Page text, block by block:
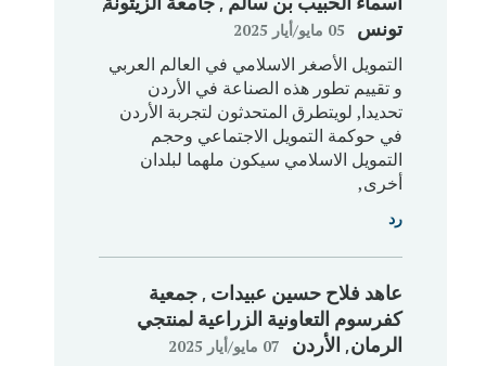
تونس 05 مايو/‏أيار 2025
التمويل الأصغر الاسلامي في العالم العربي
و تقييم تطور هذه الصناعة في الأردن
تحديدا, لويتطرق المتحدثون لتجربة الأردن
في حوكمة التمويل الاجتماعي وحجم
التمويل الاسلامي سيكون ملهما لبلدان
أخرى,
عاهد فلاح حسين عبيدات, جمعية
كفرسوم التعاونية الزراعية لمنتجي
الرمان, الأردن 07 مايو/‏أيار 2025